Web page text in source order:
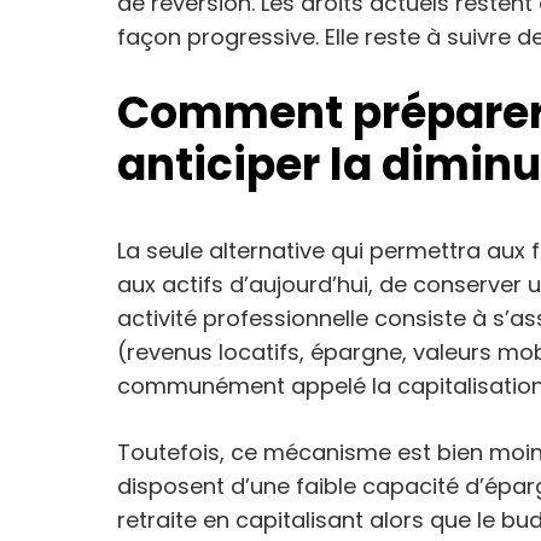
façon progressive. Elle reste à suivre
Comment
anticiper la
La seule alternative qui permettra
aux actifs d’aujourd’hui, de
activité professionnelle consiste à
(revenus locatifs, épargne, valeurs
communément appelé la
Toutefois, ce mécanisme est bien
disposent d’une faible capacité
retraite en capitalisant alors que le